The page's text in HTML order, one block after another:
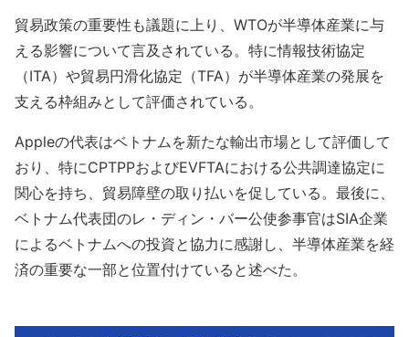
貿易政策の重要性も議題に上り、WTOが半導体産業に与
える影響について言及されている。特に情報技術協定
（ITA）や貿易円滑化協定（TFA）が半導体産業の発展を
支える枠組みとして評価されている。
Appleの代表はベトナムを新たな輸出市場として評価して
おり、特にCPTPPおよびEVFTAにおける公共調達協定に
関心を持ち、貿易障壁の取り払いを促している。最後に、
ベトナム代表団のレ・ディン・バー公使参事官はSIA企業
によるベトナムへの投資と協力に感謝し、半導体産業を経
済の重要な一部と位置付けていると述べた。